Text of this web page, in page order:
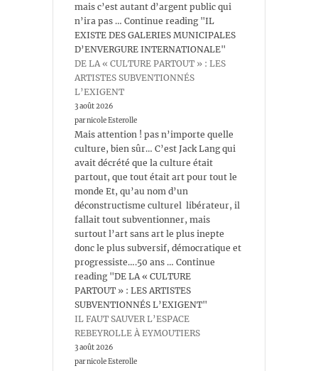
mais c’est autant d’argent public qui
n’ira pas … Continue reading "IL
EXISTE DES GALERIES MUNICIPALES
D’ENVERGURE INTERNATIONALE"
DE LA « CULTURE PARTOUT » : LES
ARTISTES SUBVENTIONNÉS
L’EXIGENT
3 août 2026
par nicole Esterolle
Mais attention ! pas n’importe quelle
culture, bien sûr… C’est Jack Lang qui
avait décrété que la culture était
partout, que tout était art pour tout le
monde Et, qu’au nom d’un
déconstructisme culturel libérateur, il
fallait tout subventionner, mais
surtout l’art sans art le plus inepte
donc le plus subversif, démocratique et
progressiste….50 ans … Continue
reading "DE LA « CULTURE
PARTOUT » : LES ARTISTES
SUBVENTIONNÉS L’EXIGENT"
IL FAUT SAUVER L’ESPACE
REBEYROLLE À EYMOUTIERS
3 août 2026
par nicole Esterolle